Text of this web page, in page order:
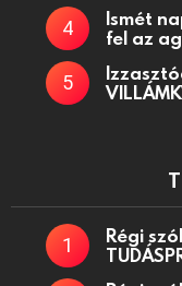
Ismét
fel az
Régi